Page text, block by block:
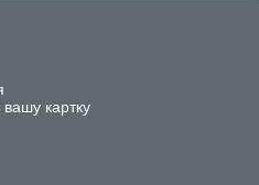
картку